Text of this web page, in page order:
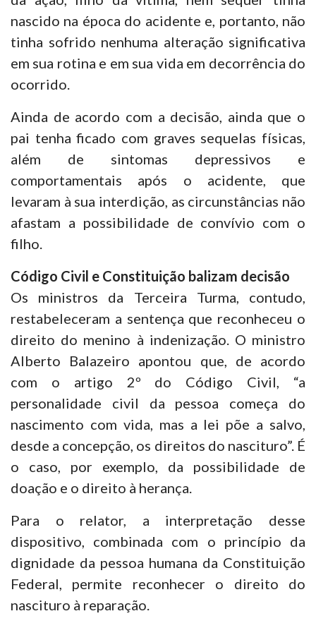
nascido na época do acidente e, portanto, não
tinha sofrido nenhuma alteração significativa
em sua rotina e em sua vida em decorrência do
ocorrido.
Ainda de acordo com a decisão, ainda que o
pai tenha ficado com graves sequelas físicas,
além de sintomas depressivos e
comportamentais após o acidente, que
levaram à sua interdição, as circunstâncias não
afastam a possibilidade de convívio com o
filho.
Código Civil e Constituição balizam decisão
Os ministros da Terceira Turma, contudo,
restabeleceram a sentença que reconheceu o
direito do menino à indenização. O ministro
Alberto Balazeiro apontou que, de acordo
com o artigo 2º do Código Civil, “a
personalidade civil da pessoa começa do
nascimento com vida, mas a lei põe a salvo,
desde a concepção, os direitos do nascituro”. É
o caso, por exemplo, da possibilidade de
doação e o direito à herança.
Para o relator, a interpretação desse
dispositivo, combinada com o princípio da
dignidade da pessoa humana da Constituição
Federal, permite reconhecer o direito do
nascituro à reparação.